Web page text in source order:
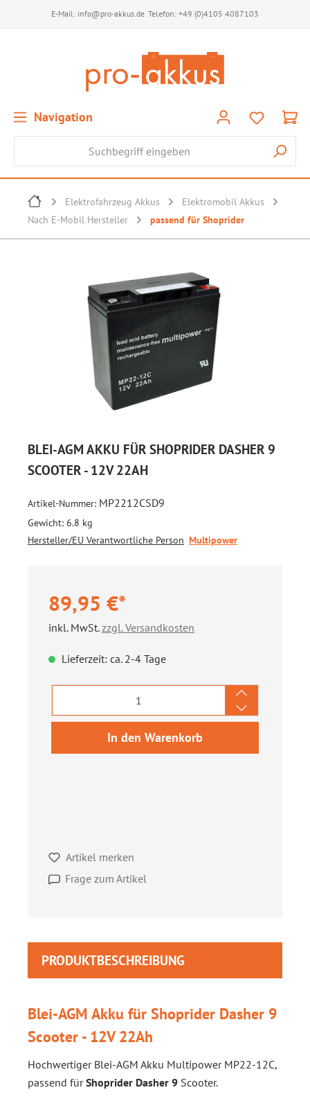
E-Mail: info@pro-akkus.de Telefon: +49 (0)4105 4087103
Navigation
Elektrofahrzeug Akkus
Elektromobil Akkus
Nach E-Mobil Hersteller
passend für Shoprider
BLEI-AGM AKKU FÜR SHOPRIDER DASHER 9
SCOOTER - 12V 22AH
Artikel-Nummer: MP2212CSD9
Gewicht: 6.8 kg
Hersteller/EU Verantwortliche Person Multipower
89,95 €*
inkl. MwSt.zzgl. Versandkosten
Lieferzeit: ca. 2-4 Tage
Produkt Anzahl: Gib den
In den Warenkorb
Artikel merken
Frage zum Artikel
PRODUKTBESCHREIBUNG
Blei-AGM Akku für Shoprider Dasher 9
Scooter - 12V 22Ah
Hochwertiger Blei-AGM Akku Multipower MP22-12C,
passend fürShoprider Dasher 9 Scooter.